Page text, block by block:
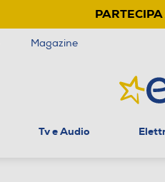
Magazine
Tv e Audio